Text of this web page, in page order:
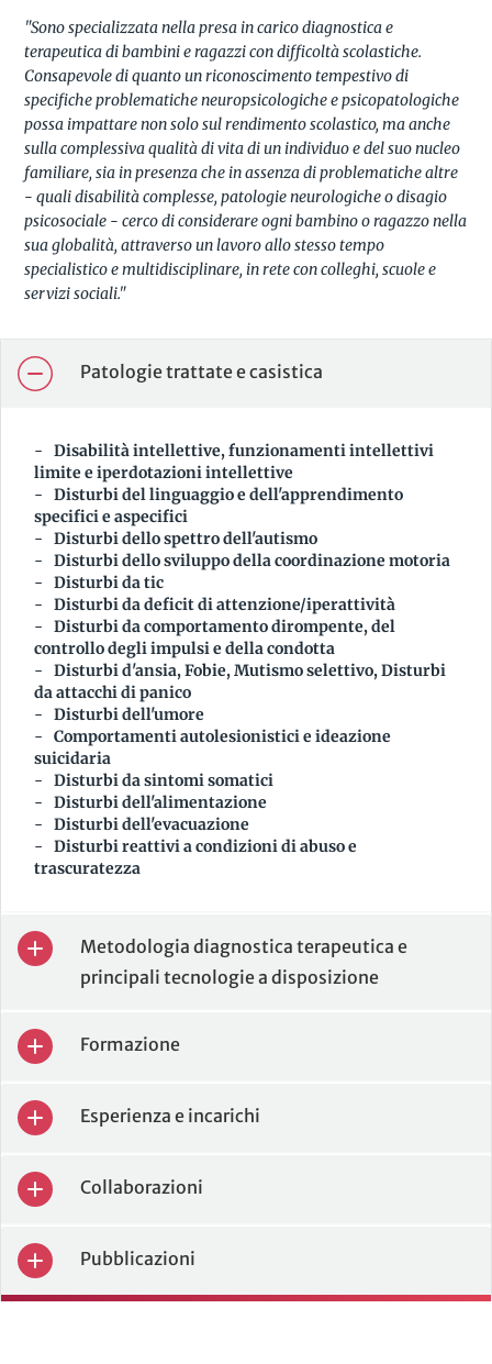
"Sono specializzata nella presa in carico diagnostica e
terapeutica di bambini e ragazzi con difficoltà scolastiche.
Consapevole di quanto un riconoscimento tempestivo di
specifiche problematiche neuropsicologiche e psicopatologiche
possa impattare non solo sul rendimento scolastico, ma anche
sulla complessiva qualità di vita di un individuo e del suo nucleo
familiare, sia in presenza che in assenza di problematiche altre
- quali disabilità complesse, patologie neurologiche o disagio
psicosociale - cerco di considerare ogni bambino o ragazzo nella
sua globalità, attraverso un lavoro allo stesso tempo
specialistico e multidisciplinare, in rete con colleghi, scuole e
servizi sociali."
Patologie trattate e casistica
Disabilità intellettive, funzionamenti intellettivi
limite e iperdotazioni intellettive
Disturbi del linguaggio e dell'apprendimento
specifici e aspecifici
Disturbi dello spettro dell'autismo
Disturbi dello sviluppo della coordinazione motoria
Disturbi da tic
Disturbi da deficit di attenzione/iperattività
Disturbi da comportamento dirompente, del
controllo degli impulsi e della condotta
Disturbi d'ansia, Fobie, Mutismo selettivo, Disturbi
da attacchi di panico
Disturbi dell'umore
Comportamenti autolesionistici e ideazione
suicidaria
Disturbi da sintomi somatici
Disturbi dell'alimentazione
Disturbi dell'evacuazione
Disturbi reattivi a condizioni di abuso e
trascuratezza
Metodologia diagnostica terapeutica e
principali tecnologie a disposizione
Formazione
Esperienza e incarichi
Collaborazioni
Pubblicazioni